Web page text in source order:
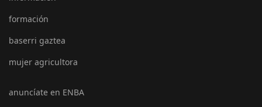
formación
baserri gaztea
mujer agricultora
anuncíate en ENBA